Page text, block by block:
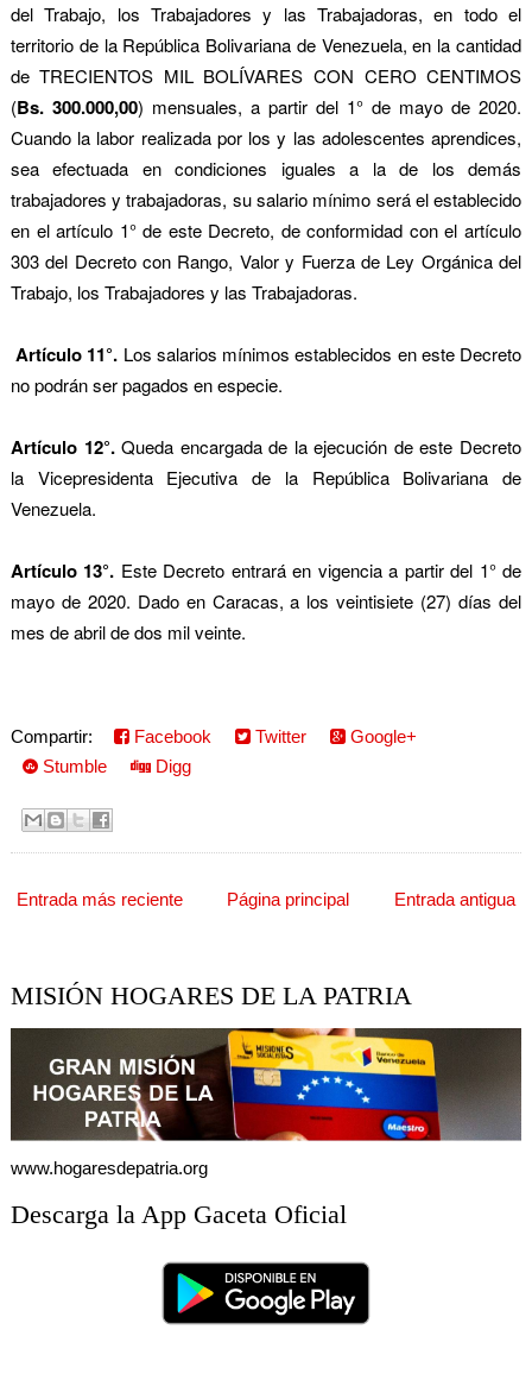
del Trabajo, los Trabajadores y las Trabajadoras, en todo el
territorio de la República Bolivariana de Venezuela, en la cantidad
de TRECIENTOS MIL BOLÍVARES CON CERO CENTIMOS
(Bs. 300.000,00) mensuales, a partir del 1° de mayo de 2020.
Cuando la labor realizada por los y las adolescentes aprendices,
sea efectuada en condiciones iguales a la de los demás
trabajadores y trabajadoras, su salario mínimo será el establecido
en el artículo 1° de este Decreto, de conformidad con el artículo
303 del Decreto con Rango, Valor y Fuerza de Ley Orgánica del
Trabajo, los Trabajadores y las Trabajadoras.
Artículo 11°. Los salarios mínimos establecidos en este Decreto
no podrán ser pagados en especie.
Artículo 12°.Queda encargada de la ejecución de este Decreto
la Vicepresidenta Ejecutiva de la República Bolivariana de
Venezuela.
Artículo 13°. Este Decreto entrará en vigencia a partir del 1° de
mayo de 2020. Dado en Caracas, a los veintisiete (27) días del
mes de abril de dos mil veinte.
Compartir: Facebook Twitter
Google+
Stumble
Digg
Entrada más reciente Entrada antigua
Página principal
MISIÓN HOGARES DE LA PATRIA
www.hogaresdepatria.org
Descarga la App Gaceta Oficial